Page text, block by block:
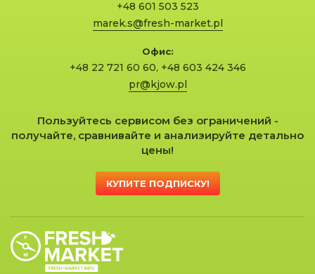
+48 601 503 523
marek.s@fresh-market.pl
Офис:
+48 22 721 60 60, +48 603 424 346
pr@kjow.pl
Пользуйтесь сервисом без ограничений -
получайте, сравнивайте и анализируйте детально
цены!
КУПИТЕ ПОДПИСКУ!